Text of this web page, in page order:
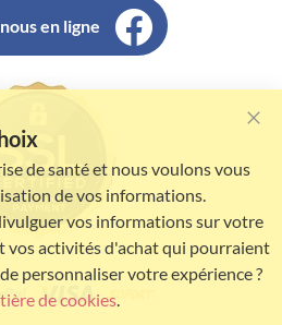
en ligne
de santé et nous voulons vous
de vos informations.
vos informations sur votre
vos activités d'achat qui pourraient
personnaliser votre expérience ?
de cookies.